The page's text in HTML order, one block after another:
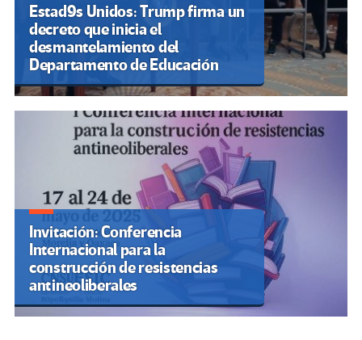
Estad9s Unidos: Trump firma un
decreto que inicia el
desmantelamiento del
Departamento de Educación
Invitación: Conferencia
Internacional para la
construcción de resistencias
antineoliberales